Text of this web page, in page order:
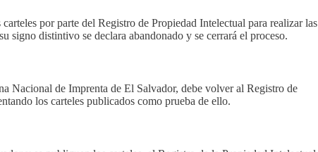
por parte del Registro de Propiedad Intelectual para realizar las
signo distintivo se declara abandonado y se cerrará el proceso.
Nacional de Imprenta de El Salvador, debe volver al Registro de
los carteles publicados como prueba de ello.